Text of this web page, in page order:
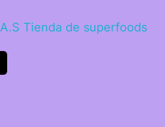
Tienda de superfoods